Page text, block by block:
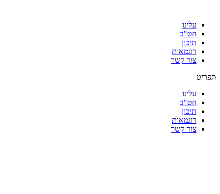
עלינו
חט"ב
תיכון
דוגמאות
צור קשר
תפריט
עלינו
חט"ב
תיכון
דוגמאות
צור קשר